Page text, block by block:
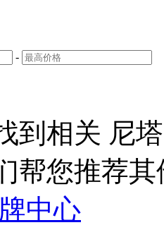
-
到相关 尼
帮您推荐其
中心